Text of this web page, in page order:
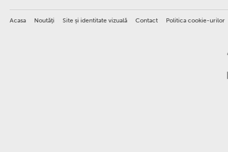
Acasa Noutăţi Site și identitate vizuală Contact Politica cookie-urilor